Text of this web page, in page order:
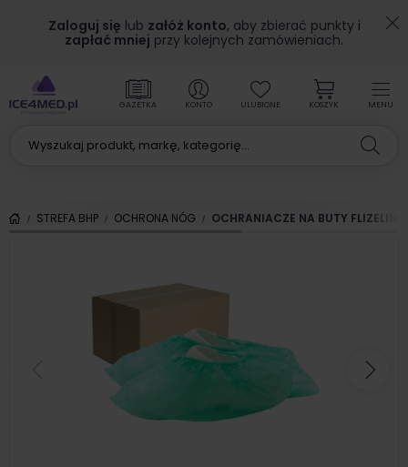
Zaloguj się lub załóż konto, aby zbierać punkty i
zapłać mniej przy kolejnych zamówieniach.
MENU
GAZETKA KONTO ULUBIONE KOSZYK
STREFA BHP OCHRONA NÓG OCHRANIACZE NA BUTY
Poprzedni